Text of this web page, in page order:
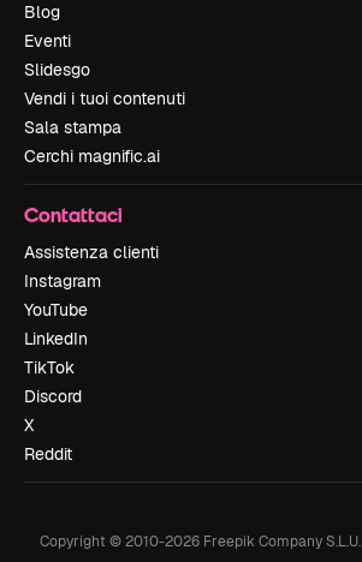
Blog
Eventi
Slidesgo
Vendi i tuoi contenuti
Sala stampa
Cerchi magnific.ai
Contattaci
Assistenza clienti
Instagram
YouTube
LinkedIn
TikTok
Discord
X
Reddit
Copyright © 2010-2026Freepik Company S.L.U.